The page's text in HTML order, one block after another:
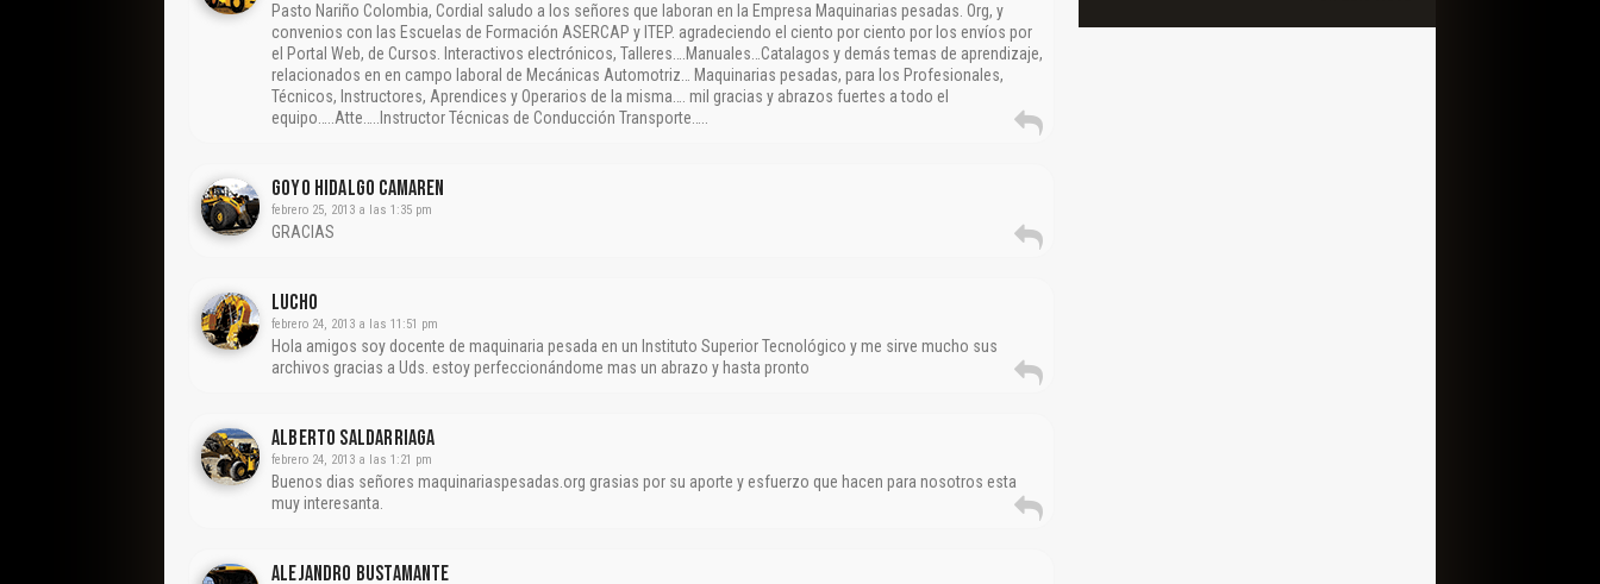
Pasto Nariño Colombia, Cordial saludo a los señores que laboran en la Empresa Maquinarias pesadas. Org, y
convenios con las Escuelas de Formación ASERCAP y ITEP. agradeciendo el ciento por ciento por los envíos por
el Portal Web, de Cursos. Interactivos electrónicos, Talleres….Manuales…Catalagos y demás temas de aprendizaje,
relacionados en en campo laboral de Mecánicas Automotriz… Maquinarias pesadas, para los Profesionales,
Técnicos, Instructores, Aprendices y Operarios de la misma…. mil gracias y abrazos fuertes a todo el
equipo…..Atte…..Instructor Técnicas de Conducción Transporte…..
Goyo Hidalgo Camaren
febrero 25, 2013 a las 1:35 pm
GRACIAS
Lucho
febrero 24, 2013 a las 11:51 pm
Hola amigos soy docente de maquinaria pesada en un Instituto Superior Tecnológico y me sirve mucho sus
archivos gracias a Uds. estoy perfeccionándome mas un abrazo y hasta pronto
Alberto Saldarriaga
febrero 24, 2013 a las 1:21 pm
Buenos dias señores maquinariaspesadas.org grasias por su aporte y esfuerzo que hacen para nosotros esta
muy interesanta.
Alejandro Bustamante
Reportar otro tipo de error...